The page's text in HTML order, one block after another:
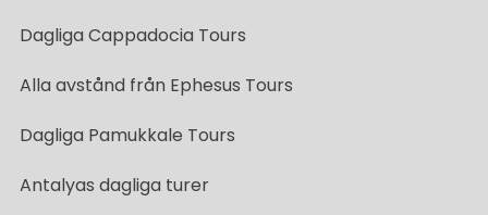
Dagliga Cappadocia Tours
Alla avstånd från Ephesus Tours
Dagliga Pamukkale Tours
Antalyas dagliga turer